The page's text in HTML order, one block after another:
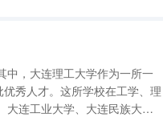
中，大连理工大学作为一所一
秀人才。这所学校在工学、理
。大连交通大学是一所以工为